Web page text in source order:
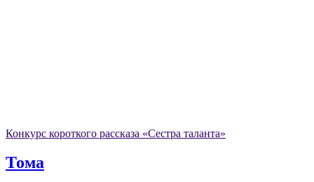
Конкурс короткого рассказа «Сестра таланта»
Тома